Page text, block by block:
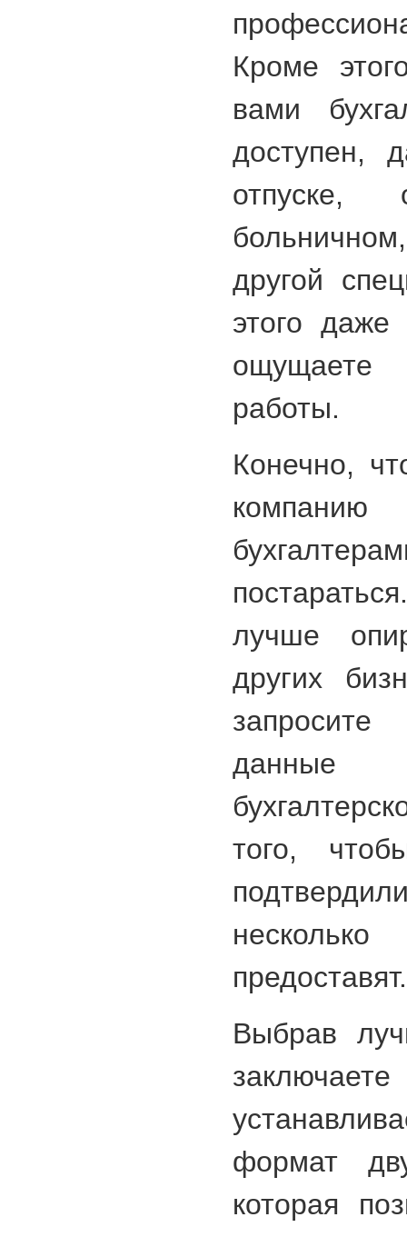
Кроме
вами
доступен,
другой
этого
работы.
Конечно,
лучше
других
данные
того,
предоставят.
Выбрав
формат
которая